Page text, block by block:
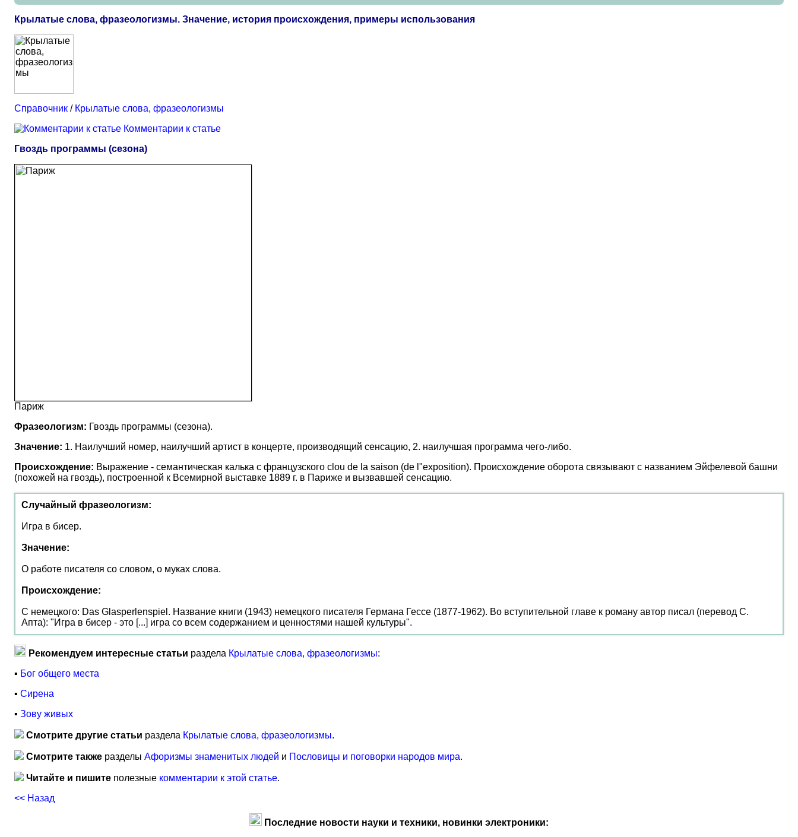
Крылатые слова, фразеологизмы. Значение, история происхождения, примеры использования
Справочник / Крылатые слова, фразеологизмы
Комментарии к статье
Гвоздь программы (сезона)
Париж
Фразеологизм: Гвоздь программы (сезона).
Значение: 1. Наилучший номер, наилучший артист в концерте, производящий сенсацию, 2. наилучшая программа чего-либо.
Происхождение: Выражение - семантическая калька с французского clou de la saison (de l"exposition). Происхождение оборота связывают с названием Эйфелевой башни
(похожей на гвоздь), построенной к Всемирной выставке 1889 г. в Париже и вызвавшей сенсацию.
Случайный фразеологизм:
Игра в бисер.
Значение:
О работе писателя со словом, о муках слова.
Происхождение:
С немецкого: Das Glasperlenspiel. Название книги (1943) немецкого писателя Германа Гессе (1877-1962). Во вступительной главе к роману автор писал (перевод С.
Апта): "Игра в бисер - это [...] игра со всем содержанием и ценностями нашей культуры".
Рекомендуем интересные статьи раздела Крылатые слова, фразеологизмы:
▪ Бог общего места
▪ Сирена
▪ Зову живых
Смотрите другие статьи раздела Крылатые слова, фразеологизмы.
Смотрите также разделы Афоризмы знаменитых людей и Пословицы и поговорки народов мира.
Читайте и пишите полезные комментарии к этой статье.
<< Назад
Последние новости науки и техники, новинки электроники: